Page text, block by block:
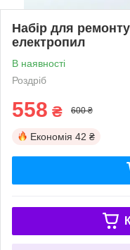
Набір для
електропил
В наявності
Роздріб
558 ₴ 600 ₴
Економія 42 ₴